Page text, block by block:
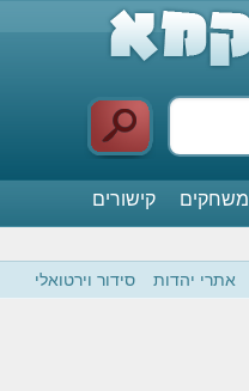
משחקים
קישורים
אתרי יהדות סידור וירטואלי